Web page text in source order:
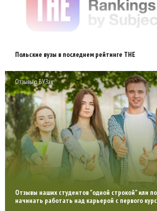
Польские вузы в последнем рейтинге THE
Отзывы о ВУЗах
Отзывы наших студентов "одной строкой" или
начинать работать над карьерой с первого